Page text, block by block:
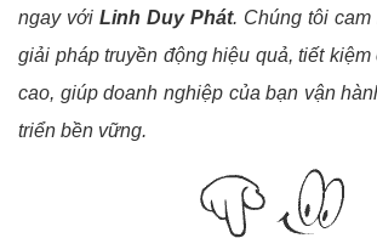
ngay với Linh Duy Phát. Chúng tôi
giải pháp truyền động hiệu quả, tiết
cao, giúp doanh nghiệp của bạn vận
triển bền vững.